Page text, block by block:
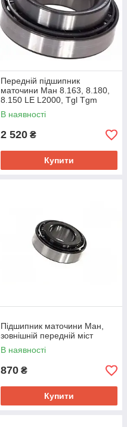
Передній підшипник
маточини Ман 8.163, 8.180,
8.150 LE L2000, Tgl Tgm
В наявності
2 520 ₴
Купити
Підшипник маточини Ман,
зовнішній передній міст
В наявності
870 ₴
Купити